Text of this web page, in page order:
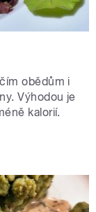
obědům i
Výhodou je
kalorií.